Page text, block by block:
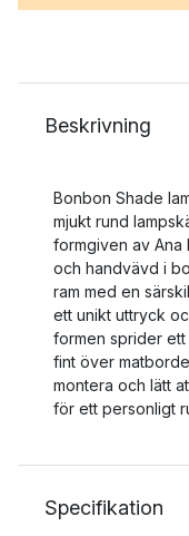
Beskrivning
Bonbon Shade
mjukt rund
formgiven av Ana
och handvävd i
ram med en
ett unikt uttryck
formen sprider ett
fint över
montera och lätt
för ett personligt
Specifikation